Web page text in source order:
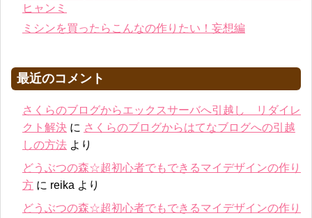
ヒャンミ
ミシンを買ったらこんなの作りたい！妄想編
最近のコメント
さくらのブログからエックスサーバへ引越し リダイレ
クト解決 に さくらのブログからはてなブログへの引越
しの方法 より
どうぶつの森☆超初心者でもできるマイデザインの作り
方 に reika より
どうぶつの森☆超初心者でもできるマイデザインの作り